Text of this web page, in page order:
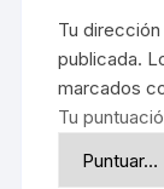
Tu
publicada.
marcados
Tu